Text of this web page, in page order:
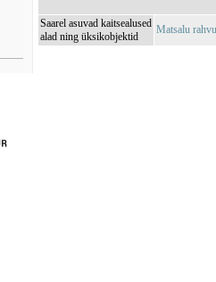
Saarel asuvad kaitsealused
alad ning üksikobjektid
Matsalu